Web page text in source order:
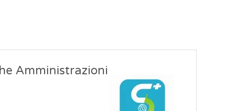
Amministrazioni